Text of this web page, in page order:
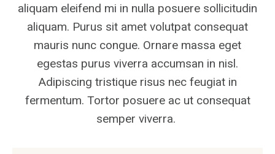
aliquam eleifend mi in nulla posuere sollicitudin
aliquam. Purus sit amet volutpat consequat
mauris nunc congue. Ornare massa eget
egestas purus viverra accumsan in nisl.
Adipiscing tristique risus nec feugiat in
fermentum. Tortor posuere ac ut consequat
semper viverra.